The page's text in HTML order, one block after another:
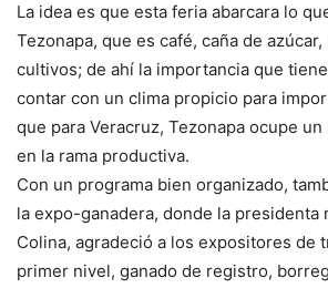
La idea es que esta feria abarcara lo
Tezonapa, que es café, caña de
cultivos; de ahí la importancia que
contar con un clima propicio para
que para Veracruz, Tezonapa ocupe
en la rama productiva.
Con un programa bien organizado,
la expo-ganadera, donde la presidenta
Colina, agradeció a los expositores de
primer nivel, ganado de registro,